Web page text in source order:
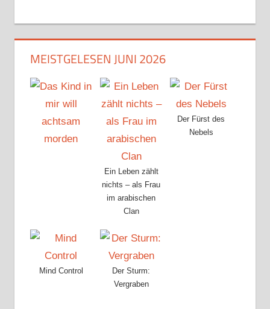
MEISTGELESEN JUNI 2026
Ein Leben zählt
nichts – als Frau
im arabischen
Clan
Der Fürst des
Nebels
Mind Control
Der Sturm:
Vergraben